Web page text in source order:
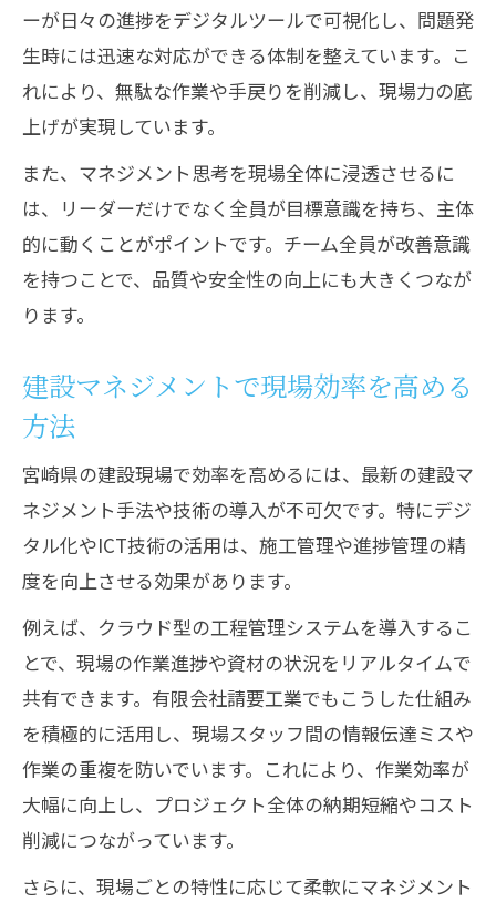
ーが日々の進捗をデジタルツールで可視化し、問題発
生時には迅速な対応ができる体制を整えています。こ
れにより、無駄な作業や手戻りを削減し、現場力の底
上げが実現しています。
また、マネジメント思考を現場全体に浸透させるに
は、リーダーだけでなく全員が目標意識を持ち、主体
的に動くことがポイントです。チーム全員が改善意識
を持つことで、品質や安全性の向上にも大きくつなが
ります。
建設マネジメントで現場効率を高める
方法
宮崎県の建設現場で効率を高めるには、最新の建設マ
ネジメント手法や技術の導入が不可欠です。特にデジ
タル化やICT技術の活用は、施工管理や進捗管理の精
度を向上させる効果があります。
例えば、クラウド型の工程管理システムを導入するこ
とで、現場の作業進捗や資材の状況をリアルタイムで
共有できます。有限会社請要工業でもこうした仕組み
を積極的に活用し、現場スタッフ間の情報伝達ミスや
作業の重複を防いでいます。これにより、作業効率が
大幅に向上し、プロジェクト全体の納期短縮やコスト
削減につながっています。
さらに、現場ごとの特性に応じて柔軟にマネジメント